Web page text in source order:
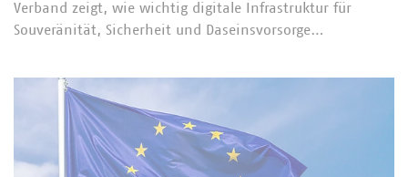
Verband zeigt, wie wichtig digitale Infrastruktur für
Souveränität, Sicherheit und Daseinsvorsorge…